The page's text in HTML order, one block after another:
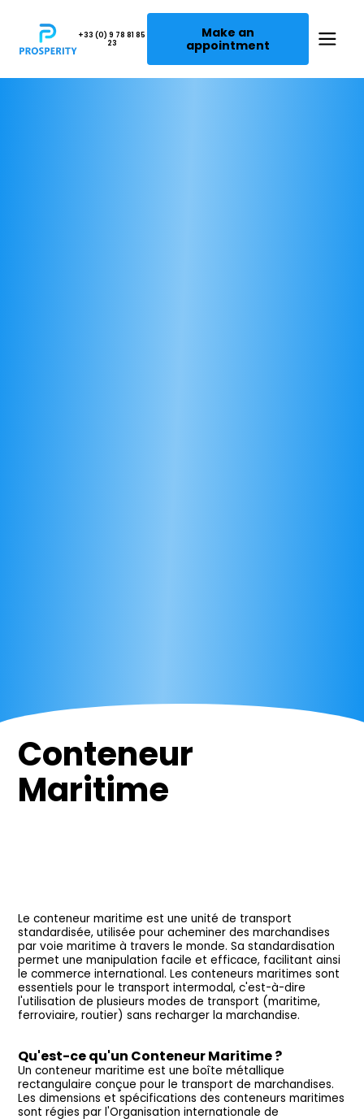
+33 (0) 9 78 81 85
23
Make an
appointment
Conteneur
Maritime
Le conteneur maritime est une unité de transport
standardisée, utilisée pour acheminer des marchandises
par voie maritime à travers le monde. Sa standardisation
permet une manipulation facile et efficace, facilitant ainsi
le commerce international. Les conteneurs maritimes sont
essentiels pour le transport intermodal, c'est-à-dire
l'utilisation de plusieurs modes de transport (maritime,
ferroviaire, routier) sans recharger la marchandise.
Qu'est-ce qu'un Conteneur Maritime ?
Un conteneur maritime est une boîte métallique
rectangulaire conçue pour le transport de marchandises.
Les dimensions et spécifications des conteneurs maritimes
sont régies par l'Organisation internationale de